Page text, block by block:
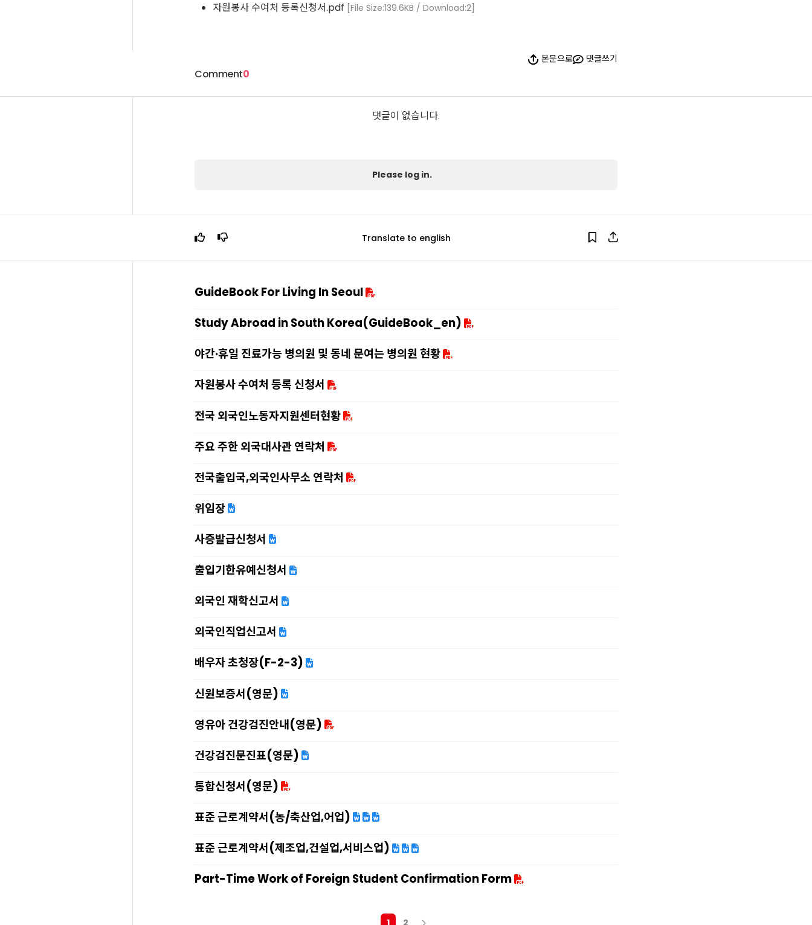
자원봉사 수여처 등록신청서.pdf [File Size:139.6KB / Download:2]
Comment0
본문으로 댓글쓰기
댓글이 없습니다.
Please log in.
Translate to english
GuideBook For Living In Seoul
Study Abroad in South Korea(GuideBook_en)
야간·휴일 진료가능 병의원 및 동네 문여는 병의원 현황
자원봉사 수여처 등록 신청서
전국 외국인노동자지원센터현황
주요 주한 외국대사관 연락처
전국출입국,외국인사무소 연락처
위임장
사증발급신청서
출입기한유예신청서
외국인 재학신고서
외국인직업신고서
배우자 초청장(F-2-3)
신원보증서(영문)
영유아 건강검진안내(영문)
건강검진문진표(영문)
통합신청서(영문)
표준 근로계약서(농/축산업,어업)
표준 근로계약서(제조업,건설업,서비스업)
Part-Time Work of Foreign Student Confirmation Form